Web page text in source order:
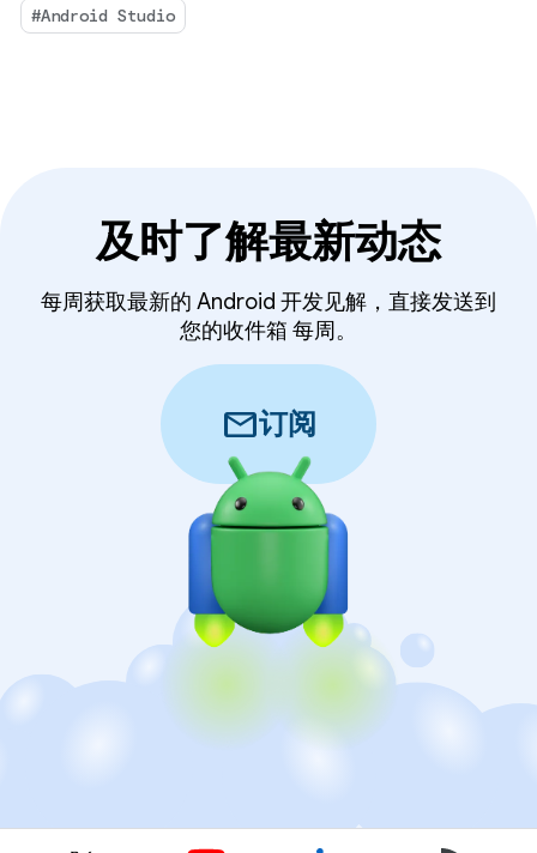
#Android Studio
及时了解最新动态
每周获取最新的 Android 开发见解，直接发送到
您的收件箱 每周。
mail订阅